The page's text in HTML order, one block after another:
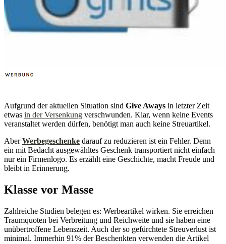
Aufgrund der aktuellen Situation sind Give Aways in letzter Zeit
etwas in der Versenkung verschwunden. Klar, wenn keine Events
veranstaltet werden dürfen, benötigt man auch keine Streuartikel.
AberWerbegeschenke darauf zu reduzieren ist ein Fehler. Denn
ein mit Bedacht ausgewähltes Geschenk transportiert nicht einfach
nur ein Firmenlogo. Es erzählt eine Geschichte, macht Freude und
bleibt in Erinnerung.
Klasse vor Masse
Zahlreiche Studien belegen es: Werbeartikel wirken. Sie erreichen
Traumquoten bei Verbreitung und Reichweite und sie haben eine
unübertroffene Lebenszeit. Auch der so gefürchtete Streuverlust ist
minimal. Immerhin 91% der Beschenkten verwenden die Artikel